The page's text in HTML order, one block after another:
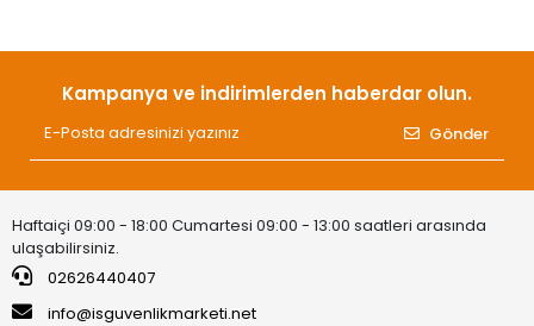
Kampanya ve indirimlerden haberdar olun.
Gönder
Haftaiçi 09:00 - 18:00 Cumartesi 09:00 - 13:00 saatleri arasında
ulaşabilirsiniz.
02626440407
info@isguvenlikmarketi.net